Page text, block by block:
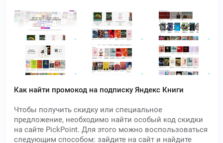
Как найти промокод на подписку Яндекс Книги
Чтобы получить скидку или специальное
предложение, необходимо найти особый код скидки
на сайте PickPoint. Для этого можно воспользоваться
следующим способом: зайдите на сайт и найдите